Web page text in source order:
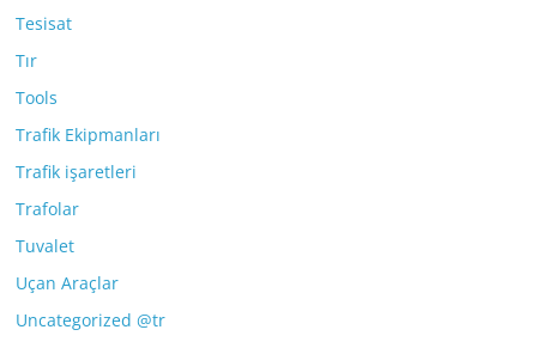
Tesisat
Tır
Tools
Trafik Ekipmanları
Trafik işaretleri
Trafolar
Tuvalet
Uçan Araçlar
Uncategorized @tr